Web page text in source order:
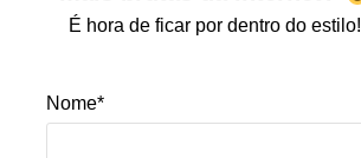
É hora de ficar por dentro do estilo!
Nome*